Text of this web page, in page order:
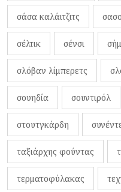
σάσα καλάιτζιτς
σέλτικ σένσι
σλόβαν λίμπερετς
σουηδία σουντιρόλ
στουτγκάρδη
ταξιάρχης φούντας
τερματοφύλακας